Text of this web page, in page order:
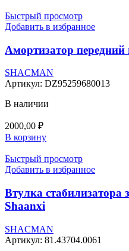
Быстрый просмотр
Добавить в избранное
Амортизатор передний
SHACMAN
Артикул: DZ95259680013
В наличии
2000,00 ₽
В корзину
Быстрый просмотр
Добавить в избранное
Втулка стабилизатора
Shaanxi
SHACMAN
Артикул: 81.43704.0061